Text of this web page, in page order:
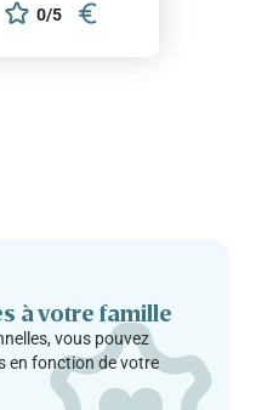
0/5
à votre famille
vous pouvez
en fonction de votre